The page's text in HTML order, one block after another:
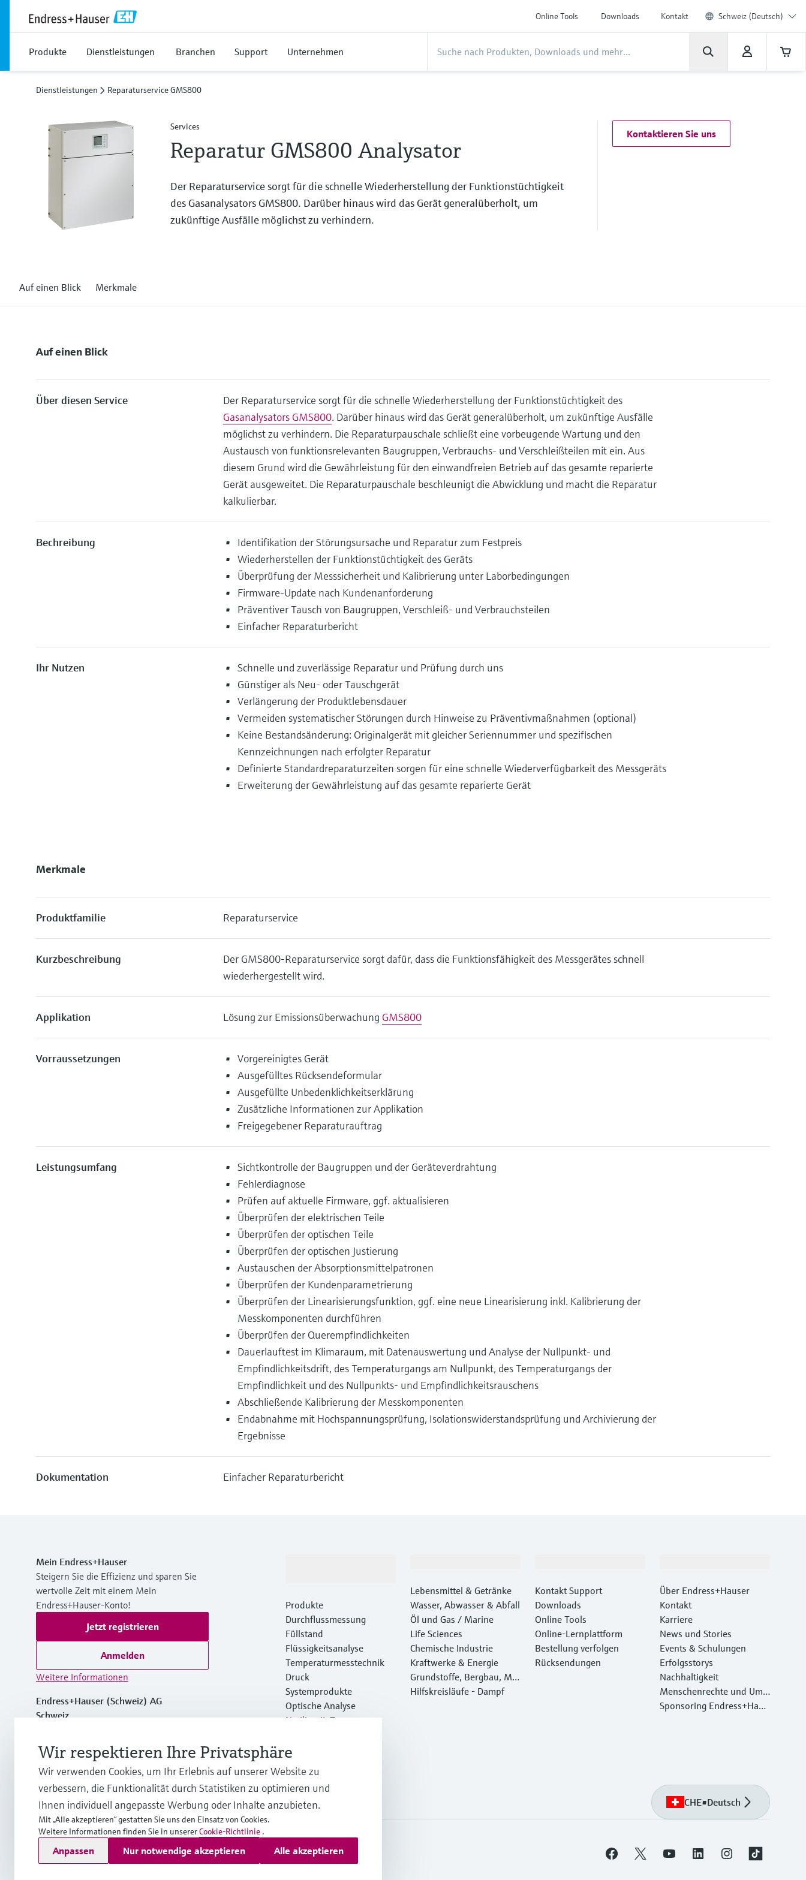
Online Tools Downloads Kontakt Schweiz (Deutsch)
Produkte Dienstleistungen Branchen Support Unternehmen
Dienstleistungen Reparaturservice GMS800
Services
Reparatur GMS800 Analysator
Der Reparaturservice sorgt für die schnelle Wiederherstellung der Funktionstüchtigkeit
des Gasanalysators GMS800. Darüber hinaus wird das Gerät generalüberholt, um
zukünftige Ausfälle möglichst zu verhindern.
Kontaktieren Sie uns
Auf einen Blick Merkmale
Auf einen Blick
Über diesen Service
Der Reparaturservice sorgt für die schnelle Wiederherstellung der Funktionstüchtigkeit des
Gasanalysators GMS800. Darüber hinaus wird das Gerät generalüberholt, um zukünftige Ausfälle
möglichst zu verhindern. Die Reparaturpauschale schließt eine vorbeugende Wartung und den
Austausch von funktionsrelevanten Baugruppen, Verbrauchs- und Verschleißteilen mit ein. Aus
diesem Grund wird die Gewährleistung für den einwandfreien Betrieb auf das gesamte reparierte
Gerät ausgeweitet. Die Reparaturpauschale beschleunigt die Abwicklung und macht die Reparatur
kalkulierbar.
Bechreibung
Identifikation der Störungsursache und Reparatur zum Festpreis
Wiederherstellen der Funktionstüchtigkeit des Geräts
Überprüfung der Messsicherheit und Kalibrierung unter Laborbedingungen
Firmware-Update nach Kundenanforderung
Präventiver Tausch von Baugruppen, Verschleiß- und Verbrauchsteilen
Einfacher Reparaturbericht
Ihr Nutzen
Schnelle und zuverlässige Reparatur und Prüfung durch uns
Günstiger als Neu- oder Tauschgerät
Verlängerung der Produktlebensdauer
Vermeiden systematischer Störungen durch Hinweise zu Präventivmaßnahmen (optional)
Keine Bestandsänderung: Originalgerät mit gleicher Seriennummer und spezifischen
Kennzeichnungen nach erfolgter Reparatur
Definierte Standardreparaturzeiten sorgen für eine schnelle Wiederverfügbarkeit des Messgeräts
Erweiterung der Gewährleistung auf das gesamte reparierte Gerät
Merkmale
Produktfamilie Reparaturservice
Kurzbeschreibung
Der GMS800-Reparaturservice sorgt dafür, dass die Funktionsfähigkeit des Messgerätes schnell
wiederhergestellt wird.
Applikation Lösung zur Emissionsüberwachung GMS800
Vorraussetzungen
Vorgereinigtes Gerät
Ausgefülltes Rücksendeformular
Ausgefüllte Unbedenklichkeitserklärung
Zusätzliche Informationen zur Applikation
Freigegebener Reparaturauftrag
Leistungsumfang
Sichtkontrolle der Baugruppen und der Geräteverdrahtung
Fehlerdiagnose
Prüfen auf aktuelle Firmware, ggf. aktualisieren
Überprüfen der elektrischen Teile
Überprüfen der optischen Teile
Überprüfen der optischen Justierung
Austauschen der Absorptionsmittelpatronen
Überprüfen der Kundenparametrierung
Überprüfen der Linearisierungsfunktion, ggf. eine neue Linearisierung inkl. Kalibrierung der
Messkomponenten durchführen
Überprüfen der Querempfindlichkeiten
Dauerlauftest im Klimaraum, mit Datenauswertung und Analyse der Nullpunkt- und
Empfindlichkeitsdrift, des Temperaturgangs am Nullpunkt, des Temperaturgangs der
Empfindlichkeit und des Nullpunkts- und Empfindlichkeitsrauschens
Abschließende Kalibrierung der Messkomponenten
Endabnahme mit Hochspannungsprüfung, Isolationswiderstandsprüfung und Archivierung der
Ergebnisse
Dokumentation Einfacher Reparaturbericht
Mein Endress+Hauser
Steigern Sie die Effizienz und sparen Sie
wertvolle Zeit mit einem Mein
Endress+Hauser-Konto!
Jetzt registrieren
Anmelden
Weitere Informationen
Endress+Hauser (Schweiz) AG
Schweiz
+41 61 715 7575
info.ch@endress.com
Produkte
Durchflussmessung
Füllstand
Flüssigkeitsanalyse
Temperaturmesstechnik
Druck
Systemprodukte
Optische Analyse
Netilion IIoT
Empfohlene Produkte
Dienstleistungen
Lebensmittel & Getränke
Wasser, Abwasser & Abfall
Öl und Gas / Marine
Life Sciences
Chemische Industrie
Kraftwerke & Energie
Grundstoffe, Bergbau, Met
alle
Hilfskreisläufe - Dampf
Kontakt Support
Downloads
Online Tools
Online-Lernplattform
Bestellung verfolgen
Rücksendungen
Über Endress+Hauser
Kontakt
Karriere
News und Stories
Events & Schulungen
Erfolgsstorys
Nachhaltigkeit
Menschenrechte und Umw
eltschutz
Sponsoring Endress+Haus
CHE•Deutsch
Copyright © Endress+Hauser Group Services AG
ImpressumNutzungsbedingungenDatenschutzRechtliches & AGB
Wir respektieren Ihre Privatsphäre
Wir verwenden Cookies, um Ihr Erlebnis auf unserer Website zu
verbessern, die Funktionalität durch Statistiken zu optimieren und
Ihnen individuell angepasste Werbung oder Inhalte anzubieten.
Mit „Alle akzeptieren“ gestatten Sie uns den Einsatz von Cookies.
Weitere Informationen finden Sie in unsererCookie-Richtlinie .
Anpassen Nur notwendige akzeptieren Alle akzeptieren